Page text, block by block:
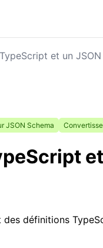
et un
JSON Schema
définitions